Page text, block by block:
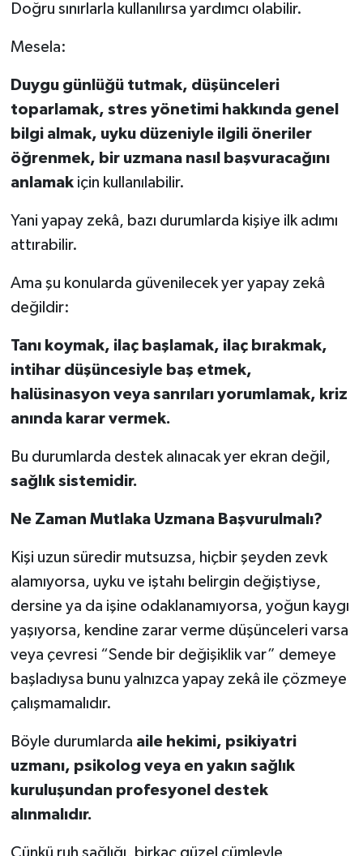
Doğru sınırlarla kullanılırsa yardımcı olabilir.
Mesela:
Duygu günlüğü tutmak, düşünceleri
toparlamak, stres yönetimi hakkında genel
bilgi almak, uyku düzeniyle ilgili öneriler
öğrenmek, bir uzmana nasıl başvuracağını
anlamakiçin kullanılabilir.
Yani yapay zekâ, bazı durumlarda kişiye ilk adımı
attırabilir.
Ama şu konularda güvenilecek yer yapay zekâ
değildir:
Tanı koymak, ilaç başlamak, ilaç bırakmak,
intihar düşüncesiyle baş etmek,
halüsinasyon veya sanrıları yorumlamak, kriz
anında karar vermek.
Bu durumlarda destek alınacak yer ekran değil,
sağlık sistemidir.
Ne Zaman Mutlaka Uzmana Başvurulmalı?
Kişi uzun süredir mutsuzsa, hiçbir şeyden zevk
alamıyorsa, uyku ve iştahı belirgin değiştiyse,
dersine ya da işine odaklanamıyorsa, yoğun kaygı
yaşıyorsa, kendine zarar verme düşünceleri varsa
veya çevresi “Sende bir değişiklik var” demeye
başladıysa bunu yalnızca yapay zekâ ile çözmeye
çalışmamalıdır.
Böyle durumlarda aile hekimi, psikiyatri
uzmanı, psikolog veya en yakın sağlık
kuruluşundan profesyonel destek
alınmalıdır.